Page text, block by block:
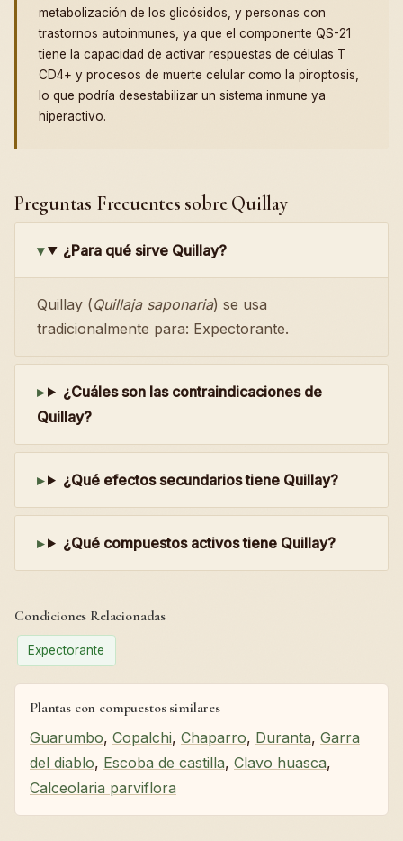
metabolización de los glicósidos, y personas con
trastornos autoinmunes, ya que el componente QS-21
tiene la capacidad de activar respuestas de células T
CD4+ y procesos de muerte celular como la piroptosis,
lo que podría desestabilizar un sistema inmune ya
hiperactivo.
Preguntas Frecuentes sobre Quillay
¿Para qué sirve Quillay?
Quillay (Quillaja saponaria) se usa
tradicionalmente para: Expectorante.
¿Cuáles son las contraindicaciones de
Quillay?
¿Qué efectos secundarios tiene Quillay?
¿Qué compuestos activos tiene Quillay?
Condiciones Relacionadas
Expectorante
Plantas con compuestos similares
Guarumbo, Copalchi, Chaparro, Duranta, Garra
del diablo, Escoba de castilla, Clavo huasca,
Calceolaria parviflora